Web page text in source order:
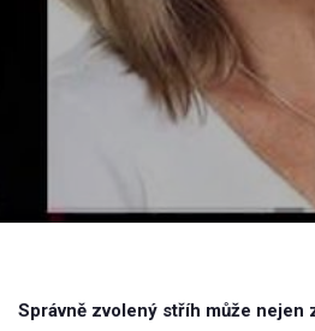
Správně zvolený stříh může nejen